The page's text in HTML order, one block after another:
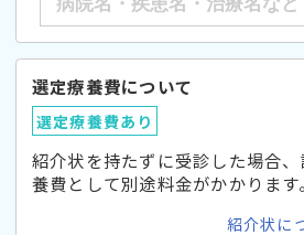
選定療養費について
選定療養費あり
紹介状を持たずに受診した場合
養費として別途料金がかかります。
紹介状に